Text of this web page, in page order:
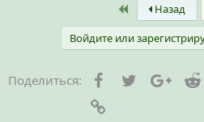
First Назад
Войдите или
Поделиться: FacebookTwitter